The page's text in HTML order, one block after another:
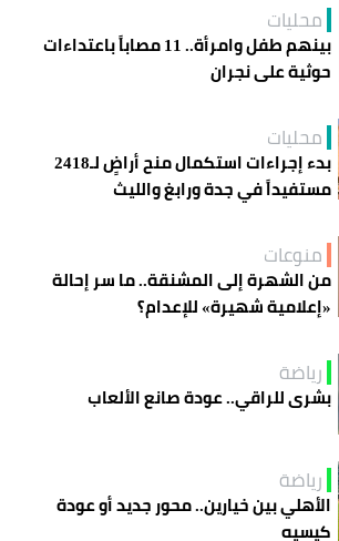
محليات
بينهم طفل وامرأة.. 11 مصاباً باعتداءات
حوثية على نجران
محليات
بدء إجراءات استكمال منح أراضٍ لـ2418
مستفيداً في جدة ورابغ والليث
منوعات
من الشهرة إلى المشنقة.. ما سر إحالة
«إعلامية شهيرة» للإعدام؟
رياضة
بشرى للراقي.. عودة صانع الألعاب
رياضة
الأهلي بين خيارين.. محور جديد أو عودة
كيسيه